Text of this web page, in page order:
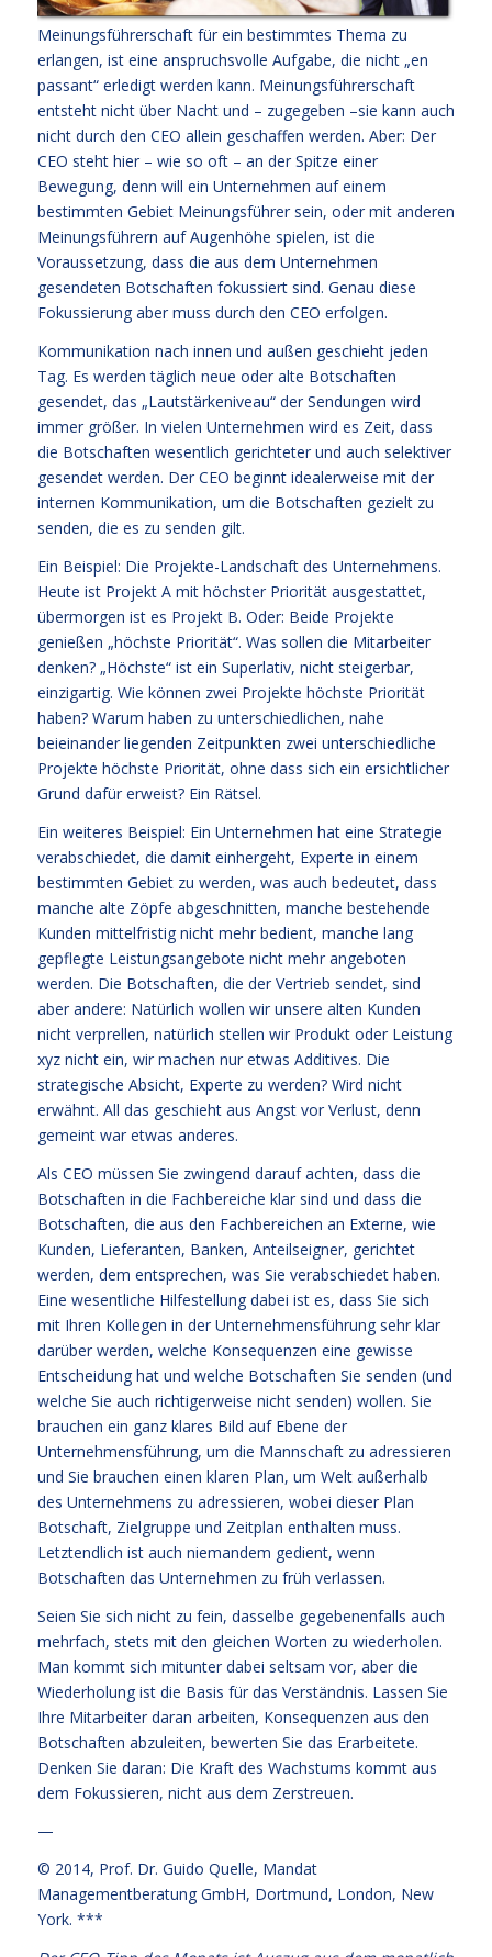
Meinungsführerschaft für ein bestimmtes Thema zu
erlangen, ist eine anspruchsvolle Aufgabe, die nicht „en
passant“ erledigt werden kann. Meinungsführerschaft
entsteht nicht über Nacht und – zugegeben –sie kann auch
nicht durch den CEO allein geschaffen werden. Aber: Der
CEO steht hier – wie so oft – an der Spitze einer
Bewegung, denn will ein Unternehmen auf einem
bestimmten Gebiet Meinungsführer sein, oder mit anderen
Meinungsführern auf Augenhöhe spielen, ist die
Voraussetzung, dass die aus dem Unternehmen
gesendeten Botschaften fokussiert sind. Genau diese
Fokussierung aber muss durch den CEO erfolgen.
Kommunikation nach innen und außen geschieht jeden
Tag. Es werden täglich neue oder alte Botschaften
gesendet, das „Lautstärkeniveau“ der Sendungen wird
immer größer. In vielen Unternehmen wird es Zeit, dass
die Botschaften wesentlich gerichteter und auch selektiver
gesendet werden. Der CEO beginnt idealerweise mit der
internen Kommunikation, um die Botschaften gezielt zu
senden, die es zu senden gilt.
Ein Beispiel: Die Projekte-Landschaft des Unternehmens.
Heute ist Projekt A mit höchster Priorität ausgestattet,
übermorgen ist es Projekt B. Oder: Beide Projekte
genießen „höchste Priorität“. Was sollen die Mitarbeiter
denken? „Höchste“ ist ein Superlativ, nicht steigerbar,
einzigartig. Wie können zwei Projekte höchste Priorität
haben? Warum haben zu unterschiedlichen, nahe
beieinander liegenden Zeitpunkten zwei unterschiedliche
Projekte höchste Priorität, ohne dass sich ein ersichtlicher
Grund dafür erweist? Ein Rätsel.
Ein weiteres Beispiel: Ein Unternehmen hat eine Strategie
verabschiedet, die damit einhergeht, Experte in einem
bestimmten Gebiet zu werden, was auch bedeutet, dass
manche alte Zöpfe abgeschnitten, manche bestehende
Kunden mittelfristig nicht mehr bedient, manche lang
gepflegte Leistungsangebote nicht mehr angeboten
werden. Die Botschaften, die der Vertrieb sendet, sind
aber andere: Natürlich wollen wir unsere alten Kunden
nicht verprellen, natürlich stellen wir Produkt oder Leistung
xyz nicht ein, wir machen nur etwas Additives. Die
strategische Absicht, Experte zu werden? Wird nicht
erwähnt. All das geschieht aus Angst vor Verlust, denn
gemeint war etwas anderes.
Als CEO müssen Sie zwingend darauf achten, dass die
Botschaften in die Fachbereiche klar sind und dass die
Botschaften, die aus den Fachbereichen an Externe, wie
Kunden, Lieferanten, Banken, Anteilseigner, gerichtet
werden, dem entsprechen, was Sie verabschiedet haben.
Eine wesentliche Hilfestellung dabei ist es, dass Sie sich
mit Ihren Kollegen in der Unternehmensführung sehr klar
darüber werden, welche Konsequenzen eine gewisse
Entscheidung hat und welche Botschaften Sie senden (und
welche Sie auch richtigerweise nicht senden) wollen. Sie
brauchen ein ganz klares Bild auf Ebene der
Unternehmensführung, um die Mannschaft zu adressieren
und Sie brauchen einen klaren Plan, um Welt außerhalb
des Unternehmens zu adressieren, wobei dieser Plan
Botschaft, Zielgruppe und Zeitplan enthalten muss.
Letztendlich ist auch niemandem gedient, wenn
Botschaften das Unternehmen zu früh verlassen.
Seien Sie sich nicht zu fein, dasselbe gegebenenfalls auch
mehrfach, stets mit den gleichen Worten zu wiederholen.
Man kommt sich mitunter dabei seltsam vor, aber die
Wiederholung ist die Basis für das Verständnis. Lassen Sie
Ihre Mitarbeiter daran arbeiten, Konsequenzen aus den
Botschaften abzuleiten, bewerten Sie das Erarbeitete.
Denken Sie daran: Die Kraft des Wachstums kommt aus
dem Fokussieren, nicht aus dem Zerstreuen.
—
© 2014, Prof. Dr. Guido Quelle, Mandat
Managementberatung GmbH, Dortmund, London, New
York. ***